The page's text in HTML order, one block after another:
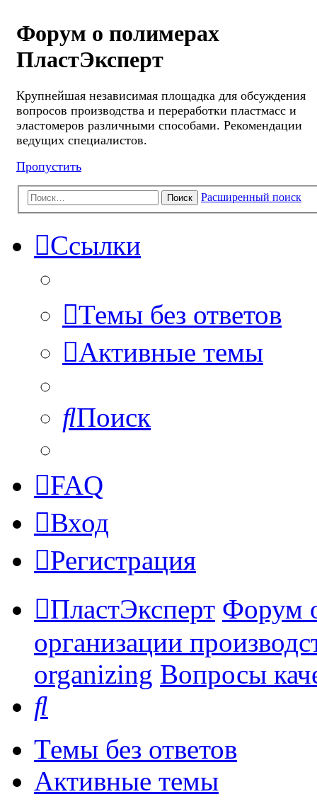
Форум о полимерах
ПластЭксперт
Крупнейшая независимая площадка для обсуждения
вопросов производства и переработки пластмасс и
эластомеров различными способами. Рекомендации
ведущих специалистов.
Пропустить
Поиск Расширенный поиск
Ссылки
Темы без ответов
Активные темы
Поиск
FAQ
Вход
Регистрация
ПластЭксперт Форум
организации
organizing Вопросы
Темы без ответов
Активные темы